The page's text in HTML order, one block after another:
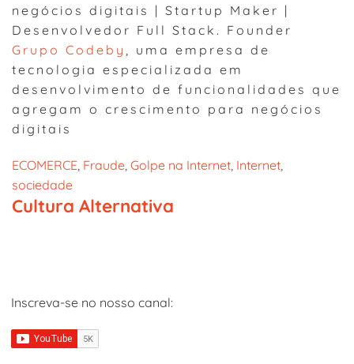
negócios digitais | Startup Maker |
Desenvolvedor Full Stack. Founder
Grupo Codeby , uma empresa de
tecnologia especializada em
desenvolvimento de funcionalidades que
agregam o crescimento para negócios
digitais
ECOMERCE Fraude Golpe na Internet Internet
sociedade
Cultura Alternativa
Inscreva-se no nosso canal: